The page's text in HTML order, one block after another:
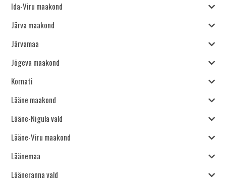
Ida-Viru maakond
Järva maakond
Järvamaa
Jõgeva maakond
Kornati
Lääne maakond
Lääne-Nigula vald
Lääne-Viru maakond
Läänemaa
Lääneranna vald